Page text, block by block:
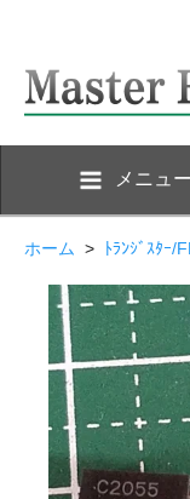
メニュー
ホーム > ﾄﾗﾝｼﾞｽﾀｰ/